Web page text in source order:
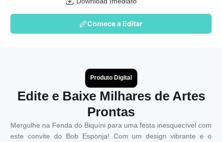
Comece a Editar
Produto Digital
Edite e Baixe Milhares de Artes
Prontas
Mergulhe na Fenda do Biquíni para uma festa inesquecível com
este convite do Bob Esponja! Com um design vibrante e o